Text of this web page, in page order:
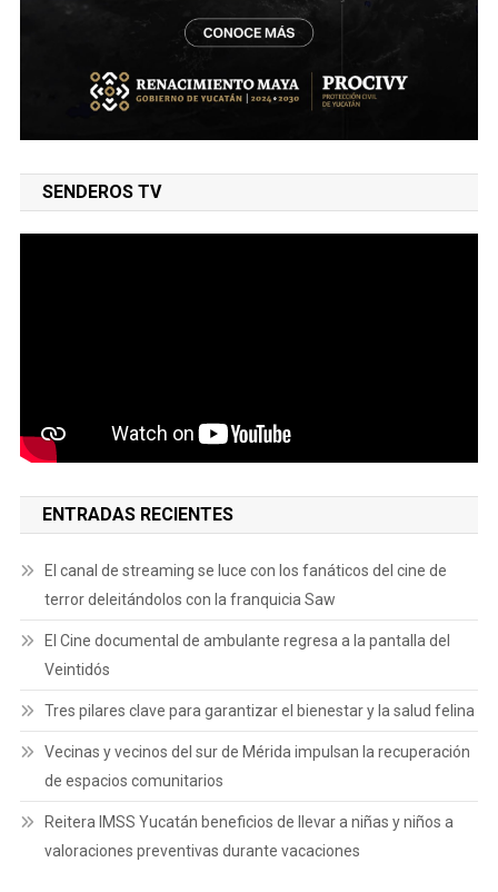
SENDEROS TV
ENTRADAS RECIENTES
El canal de streaming se luce con los fanáticos del cine de
terror deleitándolos con la franquicia Saw
El Cine documental de ambulante regresa a la pantalla del
Veintidós
Tres pilares clave para garantizar el bienestar y la salud felina
Vecinas y vecinos del sur de Mérida impulsan la recuperación
de espacios comunitarios
Reitera IMSS Yucatán beneficios de llevar a niñas y niños a
valoraciones preventivas durante vacaciones